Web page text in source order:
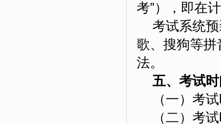
考”），即在
考试系统预
歌、搜狗等
法。
五、考试
（一）考试
（二）考试